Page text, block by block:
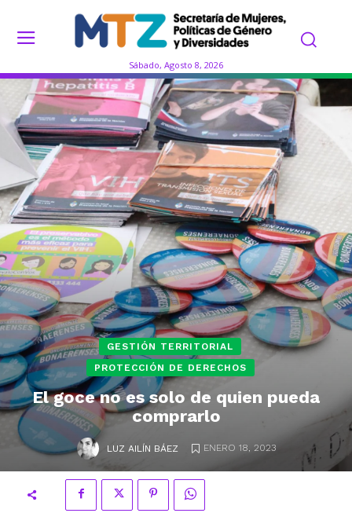
Sábado, Agosto 8, 2026
GESTIÓN TERRITORIAL
PROTECCIÓN DE DERECHOS
El goce no es solo de quien pueda
comprarlo
LUZ AILÍN BÁEZ ENERO 18, 2023